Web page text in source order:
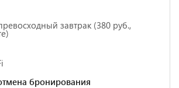
завтрак (380 руб.,
бронирования